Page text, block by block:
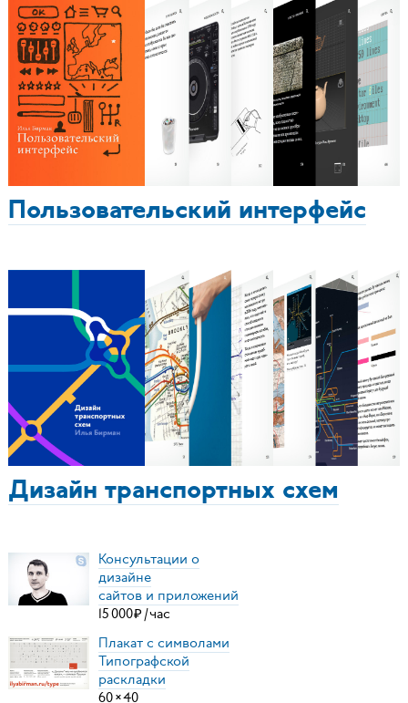
Пользовательский интерфейс
Дизайн транспортных схем
Консультации о
дизайне
сайтов и приложений
15000₽ /час
Плакат с символами
Типографской
раскладки
60×40